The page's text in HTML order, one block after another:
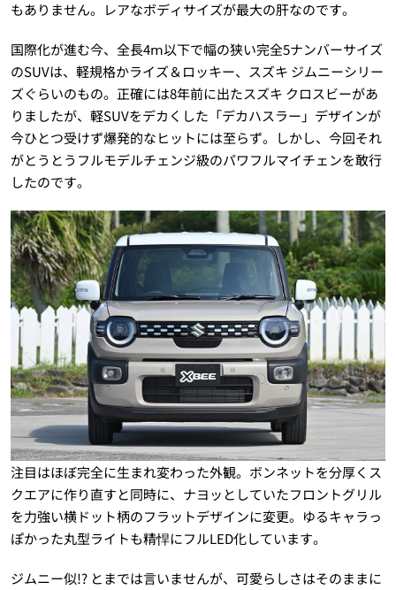
もありません。レアなボディサイズが最大の肝なのです。
国際化が進む今、全長4ⅿ以下で幅の狭い完全5ナンバーサイズ
のSUVは、軽規格かライズ＆ロッキー、スズキ ジムニーシリー
ズぐらいのもの。正確には8年前に出たスズキ クロスビーがあ
りましたが、軽SUVをデカくした「デカハスラー」デザインが
今ひとつ受けず爆発的なヒットには至らず。しかし、今回それ
がとうとうフルモデルチェンジ級のパワフルマイチェンを敢行
したのです。
注目はほぼ完全に生まれ変わった外観。ボンネットを分厚くス
クエアに作り直すと同時に、ナヨッとしていたフロントグリル
を力強い横ドット柄のフラットデザインに変更。ゆるキャラっ
ぽかった丸型ライトも精悍にフルLED化しています。
ジムニー似!? とまでは言いませんが、可愛らしさはそのままに